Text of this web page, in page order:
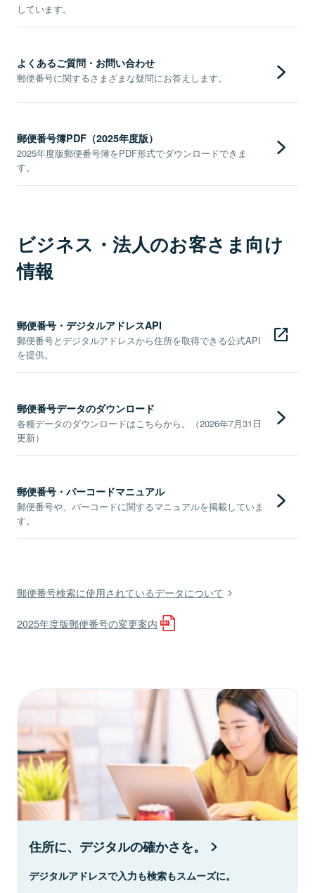
しています。
よくあるご質問・お問い合わせ
郵便番号に関するさまざまな疑問にお答えします。
郵便番号簿PDF（2025年度版）
2025年度版郵便番号簿をPDF形式でダウンロードできま
す。
ビジネス・法人のお客さま向け
情報
郵便番号・デジタルアドレスAPI
郵便番号とデジタルアドレスから住所を取得できる公式API
を提供。
郵便番号データのダウンロード
各種データのダウンロードはこちらから。（2026年7月31日
更新）
郵便番号・バーコードマニュアル
郵便番号や、バーコードに関するマニュアルを掲載していま
す。
郵便番号検索に使用されているデータについて
2025年度版郵便番号の変更案内
住所に、デジタルの確かさを。
デジタルアドレスで入力も検索もスムーズに。